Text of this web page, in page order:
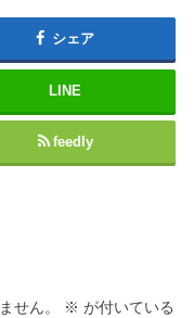
シェア
LINE
feedly
せん。 ※ が付いている